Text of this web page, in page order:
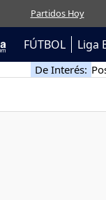
Partidos Hoy
FÚTBOL Liga
De Interés: